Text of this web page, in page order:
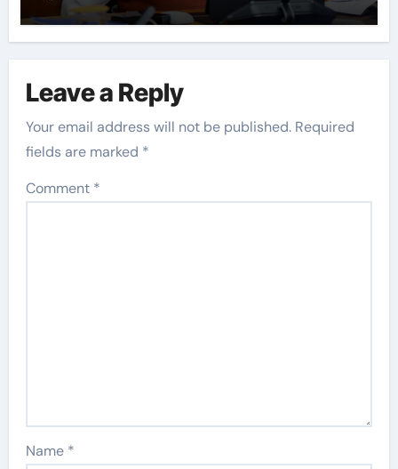
Leave a Reply
Your email address will not be published. Required
fields are marked *
Comment *
Name *